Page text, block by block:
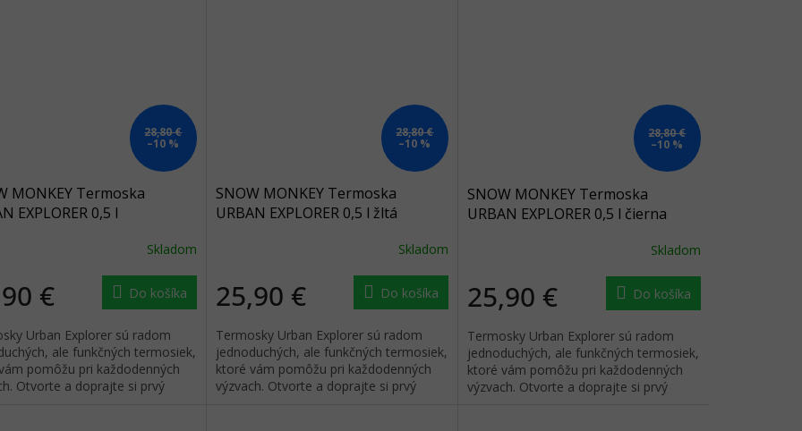
28,80 €
–10 %
MONKEY Termoska
EXPLORER 0,5 l
Skladom
€ Do košíka
Urban Explorer sú radom
ale funkčných termosiek,
pomôžu pri každodenných
Otvorte a doprajte si prvý
28,80 €
–10 %
SNOW MONKEY Termoska
URBAN EXPLORER 0,5 l žltá
Skladom
25,90 € Do košíka
Termosky Urban Explorer sú radom
jednoduchých, ale funkčných termosiek,
ktoré vám pomôžu pri každodenných
výzvach. Otvorte a doprajte si prvý
28,80 €
–10 %
SNOW MONKEY Termoska
URBAN EXPLORER 0,5 l čierna
Skladom
25,90 € Do košíka
Termosky Urban Explorer sú radom
jednoduchých, ale funkčných termosiek,
ktoré vám pomôžu pri každodenných
výzvach. Otvorte a doprajte si prvý